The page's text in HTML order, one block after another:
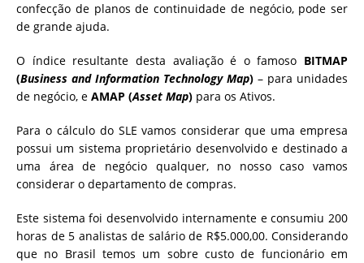
confecção de planos de continuidade de negócio, pode ser
de grande ajuda.
O índice resultante desta avaliação é o famoso BITMAP
(Business and Information Technology Map) – para unidades
de negócio, e AMAP (Asset Map) para os Ativos.
Para o cálculo do SLE vamos considerar que uma empresa
possui um sistema proprietário desenvolvido e destinado a
uma área de negócio qualquer, no nosso caso vamos
considerar o departamento de compras.
Este sistema foi desenvolvido internamente e consumiu 200
horas de 5 analistas de salário de R$5.000,00. Considerando
que no Brasil temos um sobre custo de funcionário em